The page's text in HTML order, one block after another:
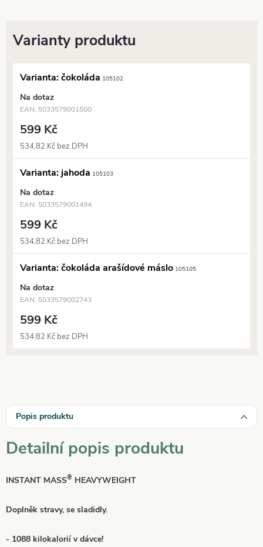
Varianta: čokoláda 105102
Na dotaz
EAN: 5033579001500
599 Kč
534,82 Kč bez DPH
Varianta: jahoda 105103
Na dotaz
EAN: 5033579001494
599 Kč
534,82 Kč bez DPH
Varianta: čokoláda arašídové máslo 105105
Na dotaz
EAN: 5033579002743
599 Kč
534,82 Kč bez DPH
Popis produktu
Detailní popis produktu
INSTANT MASS® HEAVYWEIGHT
Doplněk stravy, se sladidly.
- 1088 kilokalorií v dávce!